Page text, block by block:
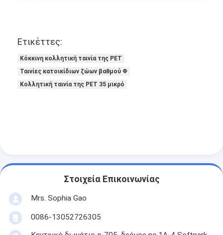
Προϊόντα
Περίπου εμείς
Ετικέττες:
Κόκκινη κολλητική ταινία της PET
Ταινίες κατοικίδιων ζώων βαθμού Φ
Κολλητική ταινία της PET 35 μικρό
Στοιχεία Επικοινωνίας
Mrs. Sophia Gao
0086-13052726305